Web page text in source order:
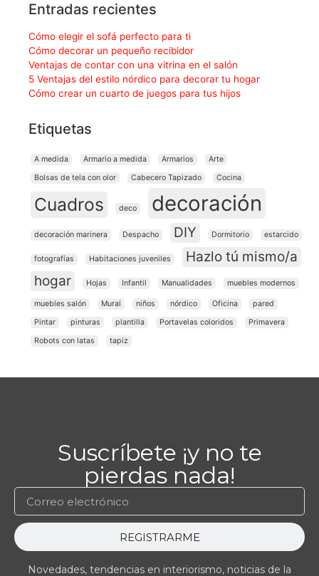
Entradas recientes
Cómo elegir el sofá perfecto para ti
Cómo decorar un pequeño recibidor
Ventajas de contar con una vitrina en el salón
5 Ventajas del estilo nórdico para decorar tu hogar
Cómo crear un cuarto de juegos para tus hijos
Etiquetas
A medida Armario a medida Armarios
Arte
Bolsas de tela con olor
Cabecero Tapizado Cocina
Cuadros deco decoración
decoración marinera Despacho DIY Dormitorio estarcido
fotografías Habitaciones juveniles
Hazlo tú mismo/a
hogar
Hojas Infantil Manualidades muebles modernos
muebles salón Mural niños nórdico Oficina
pared
Pintar
pinturas plantilla Portavelas coloridos
Primavera
Robots con latas
tapiz
Suscríbete ¡y no te
pierdas nada!
REGISTRARME
Novedades, tendencias en interiorismo, noticias de la